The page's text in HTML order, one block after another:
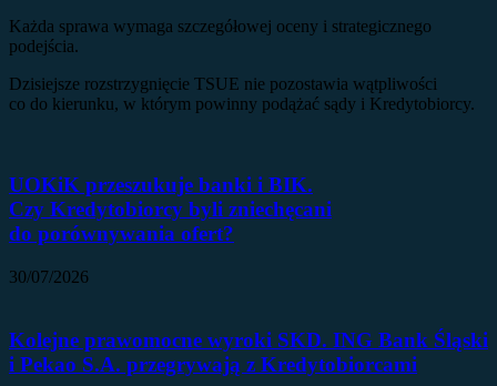
Każda sprawa wymaga szczegółowej oceny i strategicznego
podejścia.
Dzisiejsze rozstrzygnięcie TSUE nie pozostawia wątpliwości
co do kierunku, w którym powinny podążać sądy i Kredytobiorcy.
UOKiK przeszukuje banki i BIK.
Czy Kredytobiorcy byli zniechęcani
do porównywania ofert?
30/07/2026
Kolejne prawomocne wyroki SKD. ING Bank Śląski
i Pekao S.A. przegrywają z Kredytobiorcami